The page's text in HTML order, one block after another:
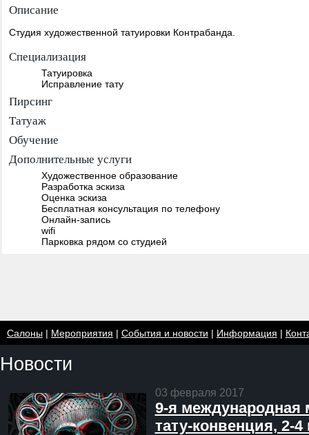
Описание
Студия художественной татуировки Контрабанда.
Специализация
Татуировка
Исправление тату
Пирсинг
Татуаж
Обучение
Дополнительные услуги
Художественное образование
Разработка эскиза
Оценка эскиза
Бесплатная консультация по телефону
Онлайн-запись
wifi
Парковка рядом со студией
Салоны| Мероприятия | События и новости | Информация |
Новости
03 февраля 2017
9-я международная
тату-конвенция, 2-